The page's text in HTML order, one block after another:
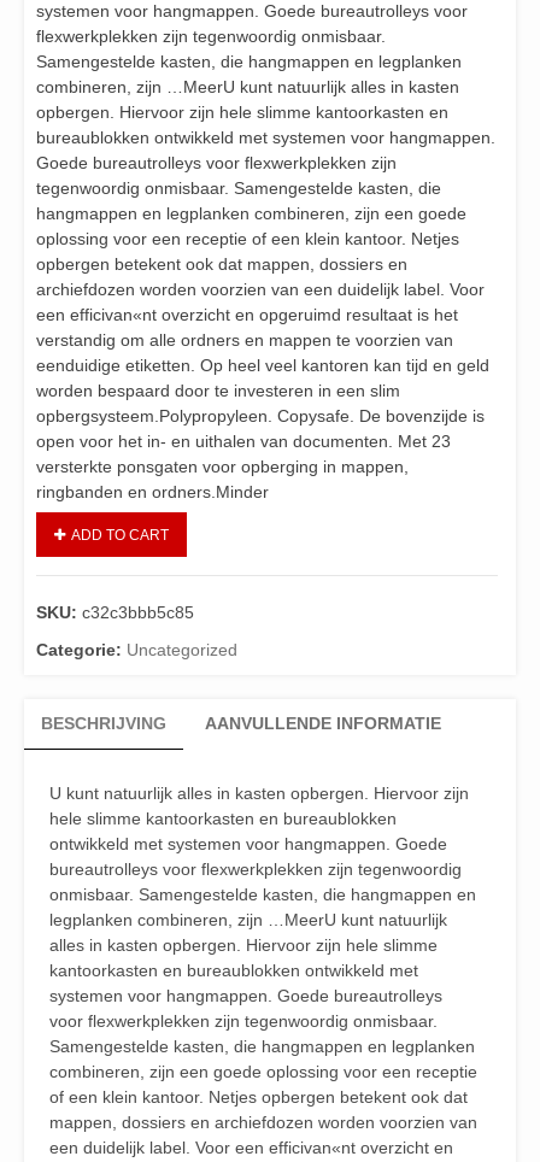
systemen voor hangmappen. Goede bureautrolleys voor
flexwerkplekken zijn tegenwoordig onmisbaar.
Samengestelde kasten, die hangmappen en legplanken
combineren, zijn …MeerU kunt natuurlijk alles in kasten
opbergen. Hiervoor zijn hele slimme kantoorkasten en
bureaublokken ontwikkeld met systemen voor hangmappen.
Goede bureautrolleys voor flexwerkplekken zijn
tegenwoordig onmisbaar. Samengestelde kasten, die
hangmappen en legplanken combineren, zijn een goede
oplossing voor een receptie of een klein kantoor. Netjes
opbergen betekent ook dat mappen, dossiers en
archiefdozen worden voorzien van een duidelijk label. Voor
een efficivan«nt overzicht en opgeruimd resultaat is het
verstandig om alle ordners en mappen te voorzien van
eenduidige etiketten. Op heel veel kantoren kan tijd en geld
worden bespaard door te investeren in een slim
opbergsysteem.Polypropyleen. Copysafe. De bovenzijde is
open voor het in- en uithalen van documenten. Met 23
versterkte ponsgaten voor opberging in mappen,
ringbanden en ordners.Minder
ADD TO CART
SKU: c32c3bbb5c85
Categorie: Uncategorized
BESCHRIJVING AANVULLENDE INFORMATIE
U kunt natuurlijk alles in kasten opbergen. Hiervoor zijn
hele slimme kantoorkasten en bureaublokken
ontwikkeld met systemen voor hangmappen. Goede
bureautrolleys voor flexwerkplekken zijn tegenwoordig
onmisbaar. Samengestelde kasten, die hangmappen en
legplanken combineren, zijn …MeerU kunt natuurlijk
alles in kasten opbergen. Hiervoor zijn hele slimme
kantoorkasten en bureaublokken ontwikkeld met
systemen voor hangmappen. Goede bureautrolleys
voor flexwerkplekken zijn tegenwoordig onmisbaar.
Samengestelde kasten, die hangmappen en legplanken
combineren, zijn een goede oplossing voor een receptie
of een klein kantoor. Netjes opbergen betekent ook dat
mappen, dossiers en archiefdozen worden voorzien van
een duidelijk label. Voor een efficivan«nt overzicht en